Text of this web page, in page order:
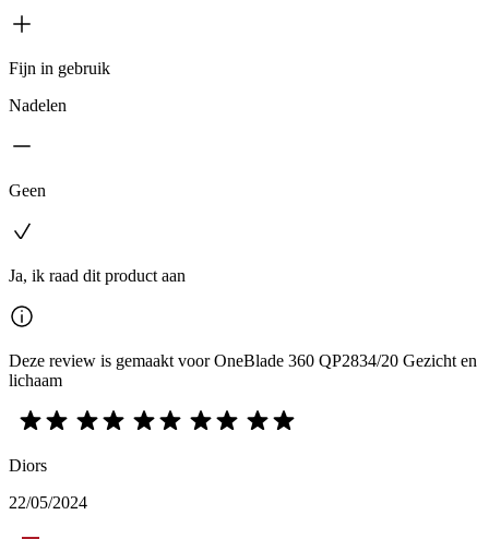
Fijn in gebruik
Nadelen
Geen
Ja, ik raad dit product aan
Deze review is gemaakt voor OneBlade 360 QP2834/20 Gezicht en
lichaam
Diors
22/05/2024